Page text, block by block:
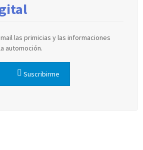
las primicias y las informaciones
automoción.
Suscribirme